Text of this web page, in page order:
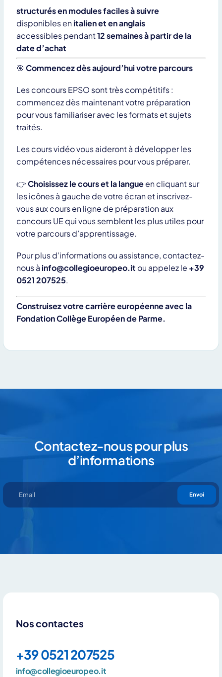
structurés en modules faciles à suivre
disponibles enitalien et en anglais
accessibles pendant12 semaines à partir de la
date d’achat
🎯 Commencez dès aujourd’hui votre parcours
Les concours EPSO sont très compétitifs :
commencez dès maintenant votre préparation
pour vous familiariser avec les formats et sujets
traités.
Les cours vidéo vous aideront à développer les
compétences nécessaires pour vous préparer.
👉Choisissez le cours et la langueen cliquant sur
les icônes à gauche de votre écran et inscrivez-
vous aux cours en ligne de préparation aux
concours UE qui vous semblent les plus utiles pour
votre parcours d’apprentissage.
Pour plus d’informations ou assistance, contactez-
nous à info@collegioeuropeo.it ou appelez le +39
0521 207525.
Construisez votre carrière européenne avec la
Fondation Collège Européen de Parme.
Contactez-nous pour plus
d’informations
Envoi
Nos contactes
+39 0521 207525
info@collegioeuropeo.it
Contactez-nous pour plus
d’informations
En cliquant sur “Envoi” vous déclarez que vous avez lu et que vous
acceptez notre privacy policy